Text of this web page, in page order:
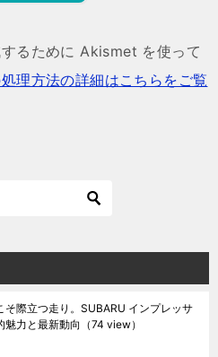
るために Akismet を使って
理方法の詳細はこちらをご覧
そ際立つ走り。SUBARU インプレッサ
魅力と最新動向 （74 view）